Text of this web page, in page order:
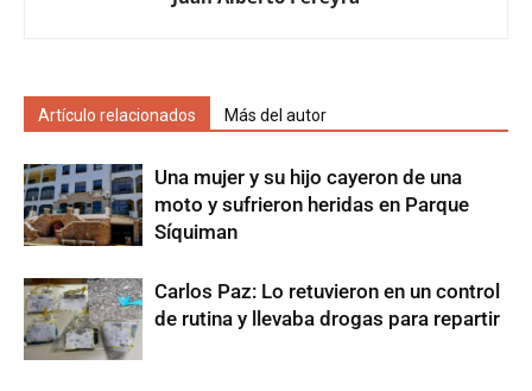
Artículo relacionados Más del autor
Una mujer y su hijo cayeron de una
moto y sufrieron heridas en Parque
Síquiman
Carlos Paz: Lo retuvieron en un control
de rutina y llevaba drogas para repartir